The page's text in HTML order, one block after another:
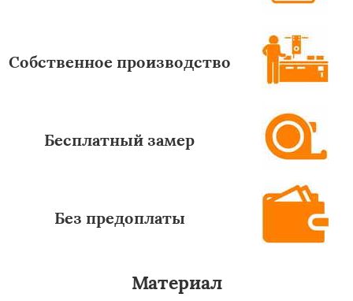
Собственное производство
Бесплатный замер
Без предоплаты
Материал